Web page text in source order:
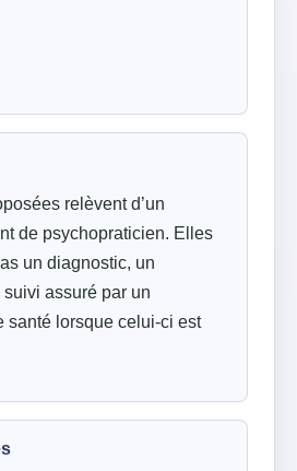
relèvent d’un
de psychopraticien. Elles
un diagnostic, un
assuré par un
santé lorsque celui-ci est